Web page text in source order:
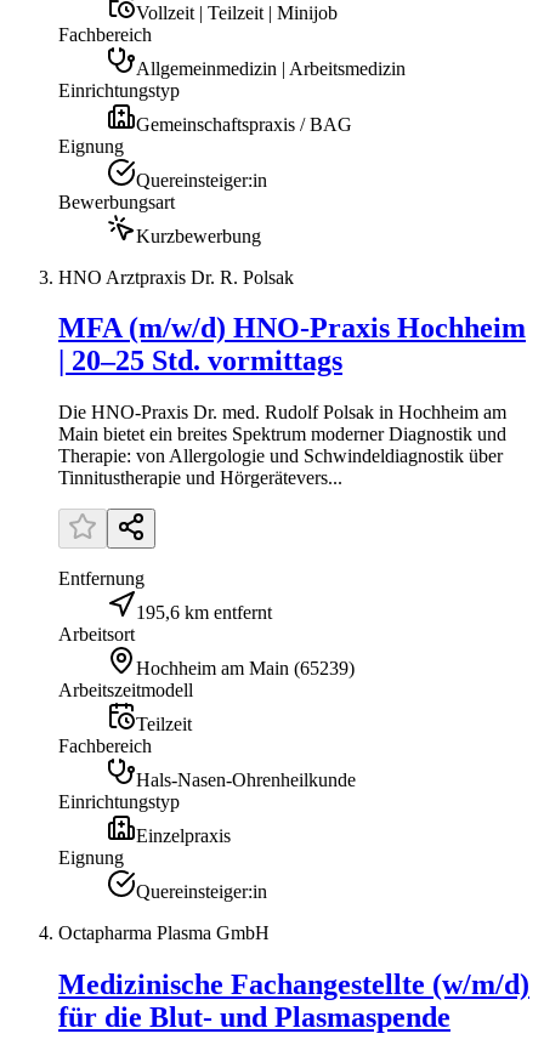
Vollzeit | Teilzeit | Minijob
Fachbereich
Allgemeinmedizin | Arbeitsmedizin
Einrichtungstyp
Gemeinschaftspraxis / BAG
Eignung
Quereinsteiger:in
Bewerbungsart
Kurzbewerbung
HNO Arztpraxis Dr. R. Polsak
MFA (m/w/d) HNO-Praxis Hochheim
| 20–25 Std. vormittags
Die HNO-Praxis Dr. med. Rudolf Polsak in Hochheim am
Main bietet ein breites Spektrum moderner Diagnostik und
Therapie: von Allergologie und Schwindeldiagnostik über
Tinnitustherapie und Hörgerätevers...
Entfernung
195,6 km entfernt
Arbeitsort
Hochheim am Main (65239)
Arbeitszeitmodell
Teilzeit
Fachbereich
Hals-Nasen-Ohrenheilkunde
Einrichtungstyp
Einzelpraxis
Eignung
Quereinsteiger:in
Octapharma Plasma GmbH
Medizinische Fachangestellte (w/m/d)
für die Blut- und Plasmaspende